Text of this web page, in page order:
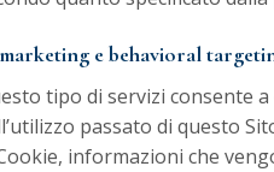
e behavioral
tipo di servizi consente
passato di questo
informazioni che